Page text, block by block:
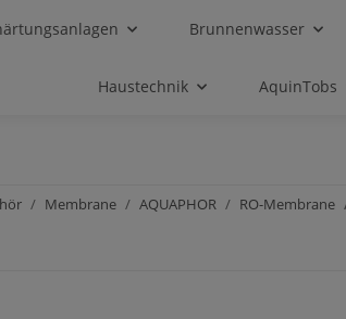
Brunnenwasser
Haustechnik AquinTobs
Membrane AQUAPHOR RO-Membrane